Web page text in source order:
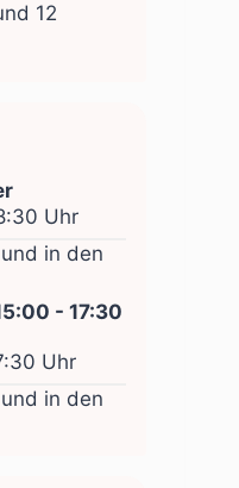
12
Uhr
in den
- 17:30
Uhr
in den